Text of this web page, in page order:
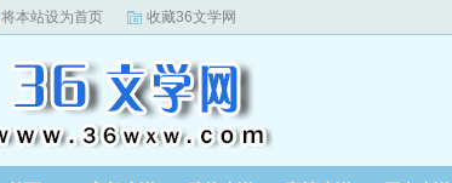
将本站设为首页 收藏36文学网